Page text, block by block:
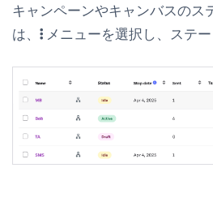
キャンペーンやキャンバスのス
は、
メニューを選択し、ステー